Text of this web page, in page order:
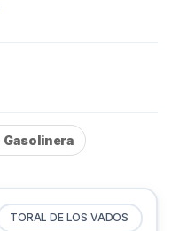
Gasolinera
TORAL DE LOS VADOS